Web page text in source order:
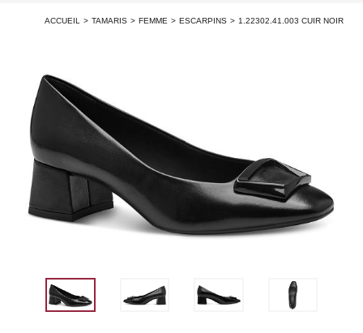
ACCUEIL TAMARIS FEMME ESCARPINS 1.22302.41.003 CUIR NOIR